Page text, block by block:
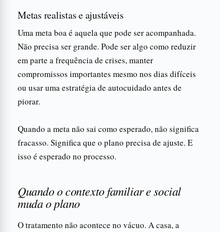
Metas realistas e ajustáveis
Uma meta boa é aquela que pode ser acompanhada.
Não precisa ser grande. Pode ser algo como reduzir
em parte a frequência de crises, manter
compromissos importantes mesmo nos dias difíceis
ou usar uma estratégia de autocuidado antes de
piorar.
Quando a meta não sai como esperado, não significa
fracasso. Significa que o plano precisa de ajuste. E
isso é esperado no processo.
Quando o contexto familiar e social
muda o plano
O tratamento não acontece no vácuo. A casa, a